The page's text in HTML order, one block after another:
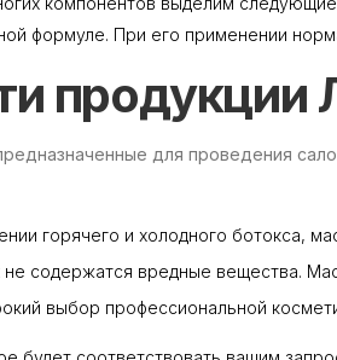
формуле. При его применении
продукции
для проведения
горячего и холодного ботокса,
не содержатся вредные вещества.
выбор профессиональной